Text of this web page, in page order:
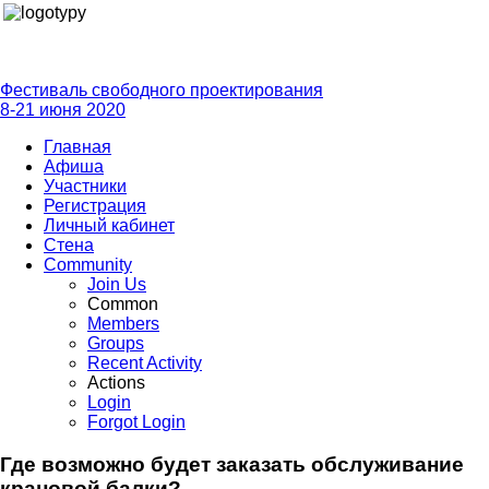
Фестиваль свободного проектирования
8-21 июня 2020
Главная
Афиша
Участники
Регистрация
Личный кабинет
Стена
Community
Join Us
Common
Members
Groups
Recent Activity
Actions
Login
Forgot Login
Где возможно будет заказать обслуживание